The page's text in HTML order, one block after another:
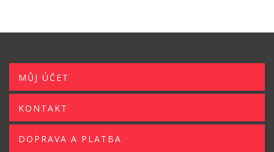
MŮJ ÚČET
KONTAKT
DOPRAVA A PLATBA